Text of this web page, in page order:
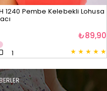
1240 Pembe Kelebekli Lohusa
★ ★ ★ ★ ★
1
₺89,90